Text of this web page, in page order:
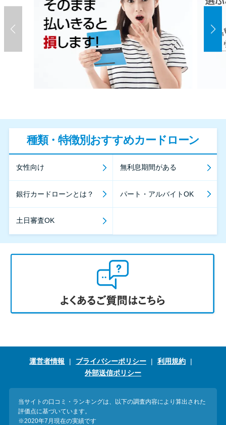
種類・特徴別おすすめカードローン
女性向け 無利息期間がある
銀行カードローンとは？ パート・アルバイトOK
土日審査OK
運営者情報 プライバシーポリシー
利用規約
外部送信ポリシー
当サイトの口コミ・ランキングは、以下の調査内容により算出された
評価点に基づいています。
※2020年7月現在の実績です